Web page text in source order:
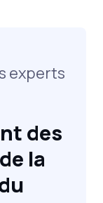
experts
des
la